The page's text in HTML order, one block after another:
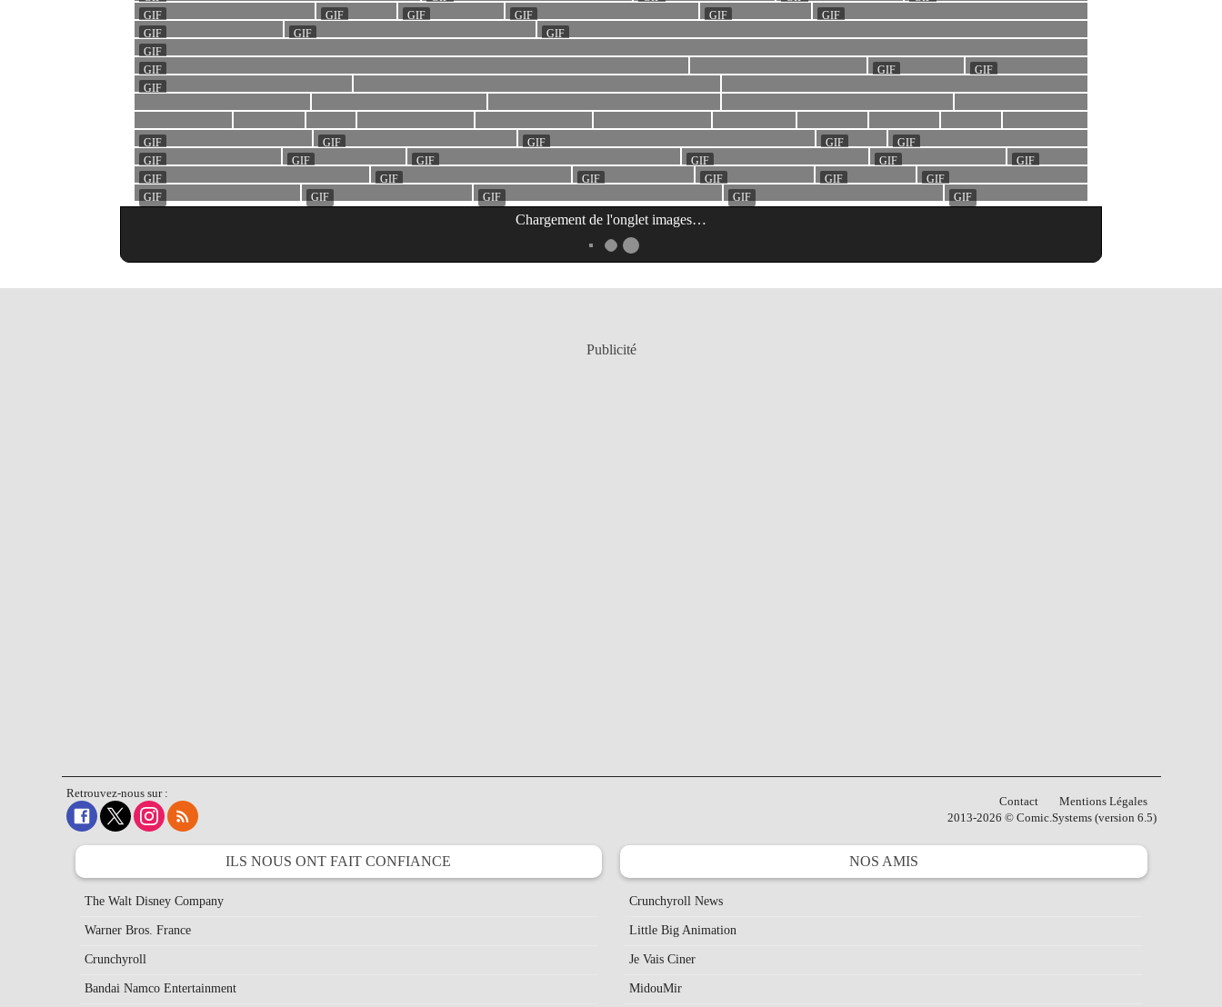
Chargement de l'onglet images…
Publicité
Retrouvez-nous sur :
Contact
Mentions Légales
2013-2026 © Comic.Systems (version 6.5)
ILS NOUS ONT FAIT CONFIANCE
The Walt Disney Company
Warner Bros. France
Crunchyroll
Bandai Namco Entertainment
NOS AMIS
Crunchyroll News
Little Big Animation
Je Vais Ciner
MidouMir